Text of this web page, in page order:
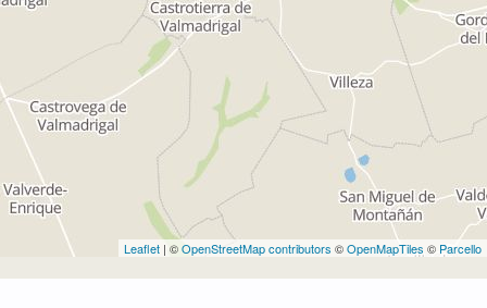
Leaflet | ©OpenStreetMap contributors ©OpenMapTiles © Parcello